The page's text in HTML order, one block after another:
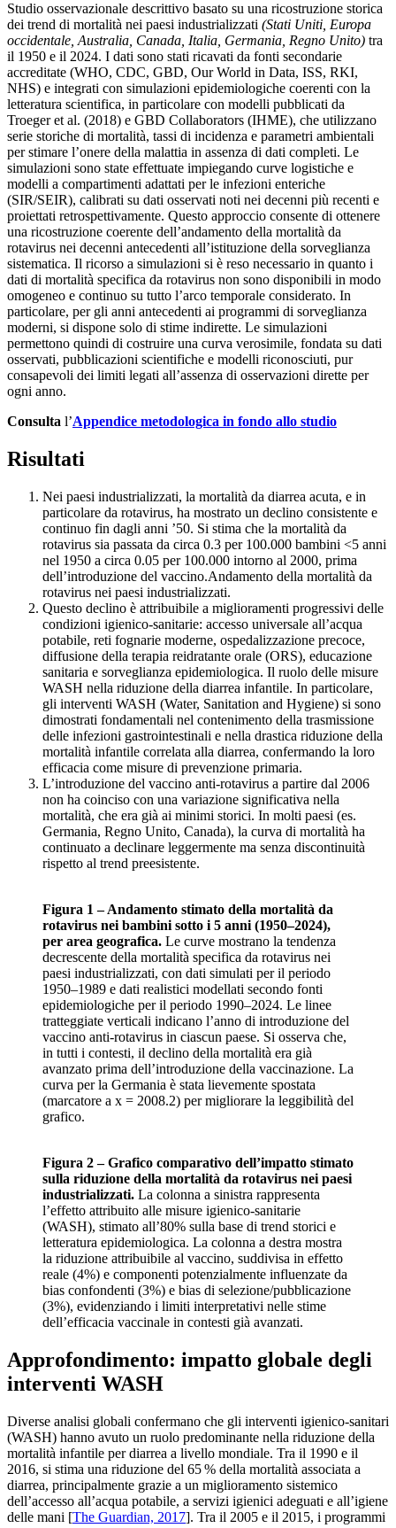
Studio osservazionale descrittivo basato su una ricostruzione storica
dei trend di mortalità nei paesi industrializzati (Stati Uniti, Europa
occidentale, Australia, Canada, Italia, Germania, Regno Unito) tra
il 1950 e il 2024. I dati sono stati ricavati da fonti secondarie
accreditate (WHO, CDC, GBD, Our World in Data, ISS, RKI,
NHS) e integrati con simulazioni epidemiologiche coerenti con la
letteratura scientifica, in particolare con modelli pubblicati da
Troeger et al. (2018) e GBD Collaborators (IHME), che utilizzano
serie storiche di mortalità, tassi di incidenza e parametri ambientali
per stimare l’onere della malattia in assenza di dati completi. Le
simulazioni sono state effettuate impiegando curve logistiche e
modelli a compartimenti adattati per le infezioni enteriche
(SIR/SEIR), calibrati su dati osservati noti nei decenni più recenti e
proiettati retrospettivamente. Questo approccio consente di ottenere
una ricostruzione coerente dell’andamento della mortalità da
rotavirus nei decenni antecedenti all’istituzione della sorveglianza
sistematica. Il ricorso a simulazioni si è reso necessario in quanto i
dati di mortalità specifica da rotavirus non sono disponibili in modo
omogeneo e continuo su tutto l’arco temporale considerato. In
particolare, per gli anni antecedenti ai programmi di sorveglianza
moderni, si dispone solo di stime indirette. Le simulazioni
permettono quindi di costruire una curva verosimile, fondata su dati
osservati, pubblicazioni scientifiche e modelli riconosciuti, pur
consapevoli dei limiti legati all’assenza di osservazioni dirette per
ogni anno.
Consulta l’Appendice metodologica in fondo allo studio
Risultati
Nei paesi industrializzati, la mortalità da diarrea acuta, e in
particolare da rotavirus, ha mostrato un declino consistente e
continuo fin dagli anni ’50. Si stima che la mortalità da
rotavirus sia passata da circa 0.3 per 100.000 bambini <5 anni
nel 1950 a circa 0.05 per 100.000 intorno al 2000, prima
dell’introduzione del vaccino.Andamento della mortalità da
rotavirus nei paesi industrializzati.
Questo declino è attribuibile a miglioramenti progressivi delle
condizioni igienico-sanitarie: accesso universale all’acqua
potabile, reti fognarie moderne, ospedalizzazione precoce,
diffusione della terapia reidratante orale (ORS), educazione
sanitaria e sorveglianza epidemiologica. Il ruolo delle misure
WASH nella riduzione della diarrea infantile. In particolare,
gli interventi WASH (Water, Sanitation and Hygiene) si sono
dimostrati fondamentali nel contenimento della trasmissione
delle infezioni gastrointestinali e nella drastica riduzione della
mortalità infantile correlata alla diarrea, confermando la loro
efficacia come misure di prevenzione primaria.
L’introduzione del vaccino anti-rotavirus a partire dal 2006
non ha coinciso con una variazione significativa nella
mortalità, che era già ai minimi storici. In molti paesi (es.
Germania, Regno Unito, Canada), la curva di mortalità ha
continuato a declinare leggermente ma senza discontinuità
rispetto al trend preesistente.
Figura 1 – Andamento stimato della mortalità da
rotavirus nei bambini sotto i 5 anni (1950–2024),
per area geografica. Le curve mostrano la tendenza
decrescente della mortalità specifica da rotavirus nei
paesi industrializzati, con dati simulati per il periodo
1950–1989 e dati realistici modellati secondo fonti
epidemiologiche per il periodo 1990–2024. Le linee
tratteggiate verticali indicano l’anno di introduzione del
vaccino anti-rotavirus in ciascun paese. Si osserva che,
in tutti i contesti, il declino della mortalità era già
avanzato prima dell’introduzione della vaccinazione. La
curva per la Germania è stata lievemente spostata
(marcatore a x = 2008.2) per migliorare la leggibilità del
grafico.
Figura 2 – Grafico comparativo dell’impatto stimato
sulla riduzione della mortalità da rotavirus nei paesi
industrializzati. La colonna a sinistra rappresenta
l’effetto attribuito alle misure igienico-sanitarie
(WASH), stimato all’80% sulla base di trend storici e
letteratura epidemiologica. La colonna a destra mostra
la riduzione attribuibile al vaccino, suddivisa in effetto
reale (4%) e componenti potenzialmente influenzate da
bias confondenti (3%) e bias di selezione/pubblicazione
(3%), evidenziando i limiti interpretativi nelle stime
dell’efficacia vaccinale in contesti già avanzati.
Approfondimento: impatto globale degli
interventi WASH
Diverse analisi globali confermano che gli interventi igienico-sanitari
(WASH) hanno avuto un ruolo predominante nella riduzione della
mortalità infantile per diarrea a livello mondiale. Tra il 1990 e il
2016, si stima una riduzione del 65 % della mortalità associata a
diarrea, principalmente grazie a un miglioramento sistemico
dell’accesso all’acqua potabile, a servizi igienici adeguati e all’igiene
delle mani [The Guardian, 2017]. Tra il 2005 e il 2015, i programmi